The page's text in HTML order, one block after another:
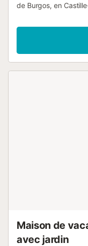
de Burgos, en
offrant tout l’espace
et inoubliable à la
spectaculaire sur la
profiter de la nature
Maison de
avec jardin